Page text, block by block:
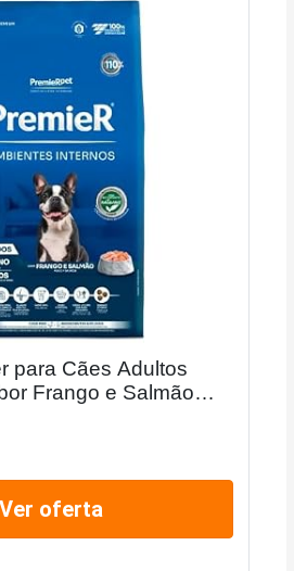
para Cães Adultos
Frango e Salmão
Ver oferta